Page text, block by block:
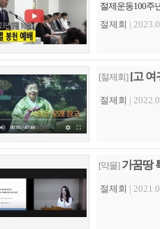
절제운동100주
절제회 |
[절제회] [고 여
절제회 |
[약물] 가꿈땅
절제회 |